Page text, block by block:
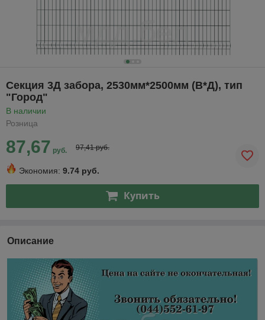
Секция 3Д забора, 2530мм*2500мм (В*Д), тип
"Город"
В наличии
Розница
87,67 руб. 97,41 руб.
Экономия: 9.74 руб.
Купить
Описание